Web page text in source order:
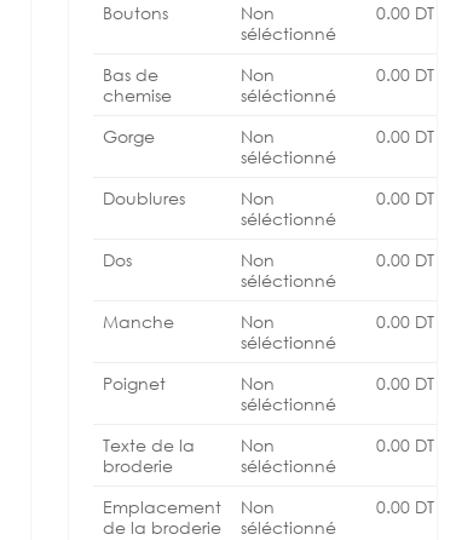
Boutons
Non
séléctionné
0.00 DT
Bas de
chemise
Non
séléctionné
0.00 DT
Gorge
Non
séléctionné
0.00 DT
Doublures
Non
séléctionné
0.00 DT
Dos
Non
séléctionné
0.00 DT
Manche
Non
séléctionné
0.00 DT
Poignet
Non
séléctionné
0.00 DT
Texte de la
broderie
Non
séléctionné
0.00 DT
Emplacement
de la broderie
Non
séléctionné
0.00 DT